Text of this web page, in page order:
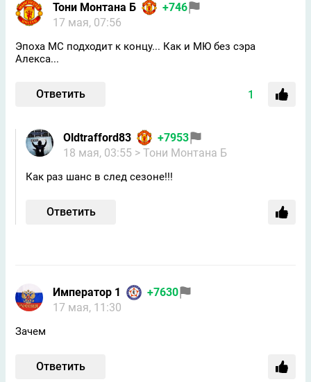
Тони Монтана Б
+746
17 мая, 07:56
Эпоха МС подходит к концу... Как и МЮ без сэра
Алекса...
Ответить 1
Oldtrafford83
+7953
18 мая, 03:55 > Тони Монтана Б
Как раз шанс в след сезоне!!!
Ответить
Император 1
+7630
17 мая, 11:30
Зачем
Ответить